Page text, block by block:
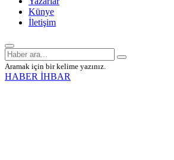
Künye
İletişim
Aramak için bir kelime yazınız.
HABER İHBAR